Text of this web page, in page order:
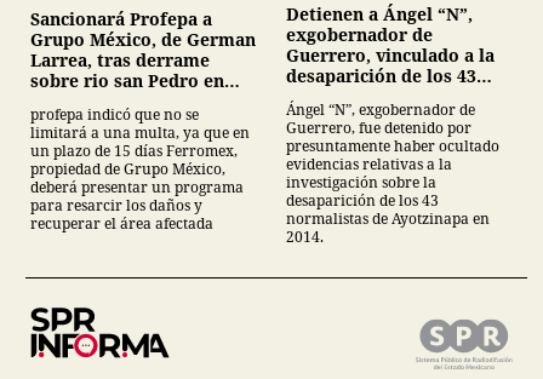
Sancionará Profepa a
Grupo México, de German
Larrea, tras derrame
sobre rio san Pedro en
profepa indicó que no se
limitará a una multa, ya que en
un plazo de 15 días Ferromex,
propiedad de Grupo México,
deberá presentar un programa
para resarcir los daños y
recuperar el área afectada
Detienen a Ángel “N”,
exgobernador de
Guerrero, vinculado a la
desaparición de los 43
normalistas de
Ayotzinapa
Ángel “N”, exgobernador de
Guerrero, fue detenido por
presuntamente haber ocultado
evidencias relativas a la
investigación sobre la
desaparición de los 43
normalistas de Ayotzinapa en
2014.